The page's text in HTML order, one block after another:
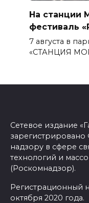
На станции
фестиваль
7 августа в
«СТАНЦИЯ
Сетевое издание
надзору в сфере
технологий и
(Роскомнадзор).
Регистрационный
октября 2020 года.